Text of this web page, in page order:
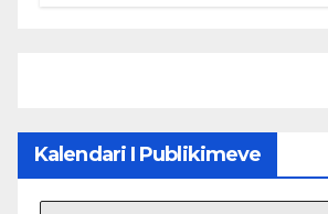
Kalendari I Publikimeve